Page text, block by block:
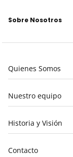
Sobre Nosotros
Quienes Somos
Nuestro equipo
Historia y Visión
Contacto